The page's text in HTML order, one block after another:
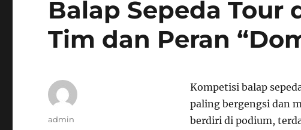
Balap Sepeda Tour
Tim dan Peran
Kompetisi balap
paling bergengsi dan
berdiri di podium,
Author
admin